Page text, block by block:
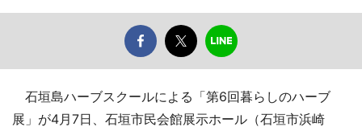
石垣島ハーブスクールによる「第6回暮らしのハーブ
展」が4月7日、石垣市民会館展示ホール（石垣市浜崎